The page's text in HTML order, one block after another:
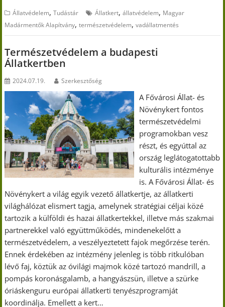
Állatvédelem,Tudástár Állatkert,állatvédelem, Magyar
Madármentők Alapítvány,természetvédelem,vadállatmentés
Természetvédelem a budapesti
Állatkertben
2024.07.19. Szerkesztőség
A Fővárosi Állat- és
Növénykert fontos
természetvédelmi
programokban vesz
részt, és egyúttal az
ország leglátogatottabb
kulturális intézménye
is. A Fővárosi Állat- és
Növénykert a világ egyik vezető állatkertje, az állatkerti
világhálózat elismert tagja, amelynek stratégiai céljai közé
tartozik a külföldi és hazai állatkertekkel, illetve más szakmai
partnerekkel való együttműködés, mindenekelőtt a
természetvédelem, a veszélyeztetett fajok megőrzése terén.
Ennek érdekében az intézmény jelenleg is több ritkulóban
lévő faj, köztük az óvilági majmok közé tartozó mandrill, a
pompás koronásgalamb, a hangyászsün, illetve a szürke
óriáskenguru európai állatkerti tenyészprogramját
koordinálja. Emellett a kert…